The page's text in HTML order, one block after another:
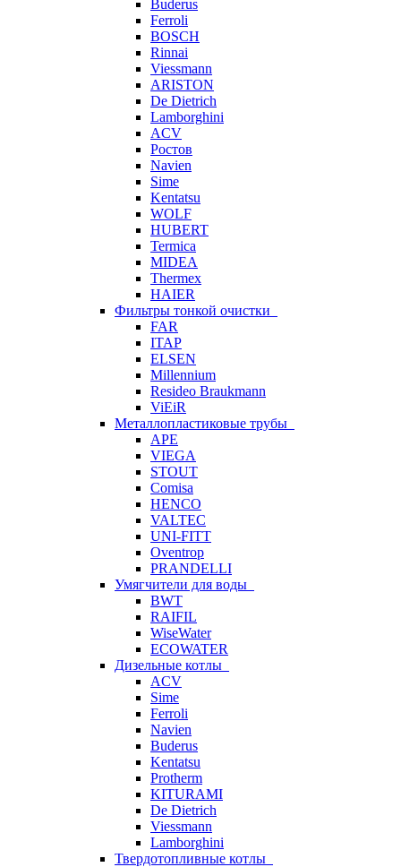
Buderus
Ferroli
BOSCH
Rinnai
Viessmann
ARISTON
De Dietrich
Lamborghini
ACV
Ростов
Navien
Sime
Kentatsu
WOLF
HUBERT
Termica
MIDEA
Thermex
HAIER
Фильтры тонкой очистки
FAR
ITAP
ELSEN
Millennium
Resideo Braukmann
ViEiR
Металлопластиковые трубы
APE
VIEGA
STOUT
Comisa
HENCO
VALTEC
UNI-FITT
Oventrop
PRANDELLI
Умягчители для воды
BWT
RAIFIL
WiseWater
ECOWATER
Дизельные котлы
ACV
Sime
Ferroli
Navien
Buderus
Kentatsu
Protherm
KITURAMI
De Dietrich
Viessmann
Lamborghini
Твердотопливные котлы